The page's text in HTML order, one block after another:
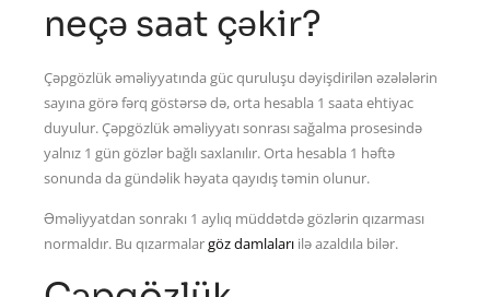
neçə saat çəkir?
Çəpgözlük əməliyyatında güc quruluşu dəyişdirilən əzələlərin
sayına görə fərq göstərsə də, orta hesabla 1 saata ehtiyac
duyulur. Çəpgözlük əməliyyatı sonrası sağalma prosesində
yalnız 1 gün gözlər bağlı saxlanılır. Orta hesabla 1 həftə
sonunda da gündəlik həyata qayıdış təmin olunur.
Əməliyyatdan sonrakı 1 aylıq müddətdə gözlərin qızarması
normaldır. Bu qızarmalargöz damlaları ilə azaldıla bilər.